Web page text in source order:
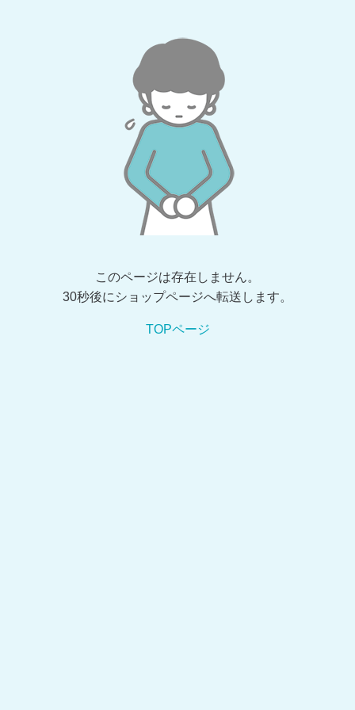
このページは存在しません。
30秒後にショップページへ転送します。
TOPページ